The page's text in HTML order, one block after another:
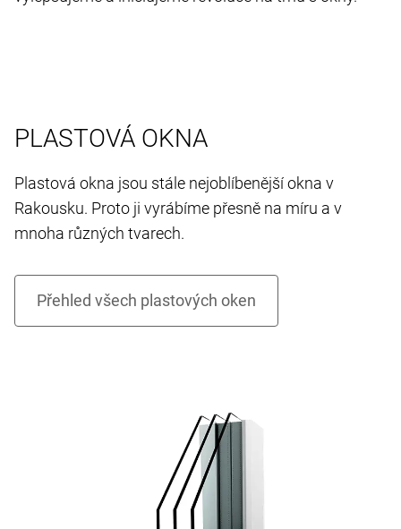
PLASTOVÁ OKNA
Plastová okna jsou stále nejoblíbenější okna v
Rakousku. Proto ji vyrábíme přesně na míru a v
mnoha různých tvarech.